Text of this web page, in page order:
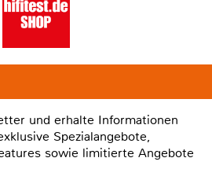
und erhalte Informationen
Spezialangebote,
sowie limitierte Angebote